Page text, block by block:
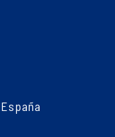
España